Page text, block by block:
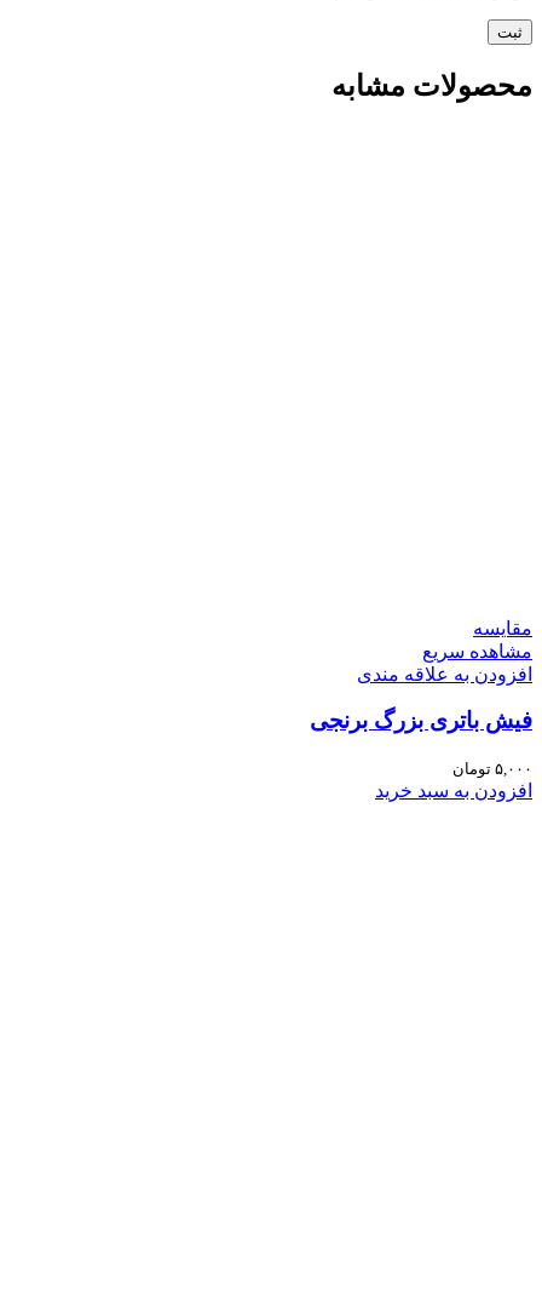
محصولات مشابه
مقایسه
مشاهده سریع
افزودن به علاقه مندی
فیش باتری بزرگ برنجی
۵,۰۰۰ تومان
افزودن به سبد خرید